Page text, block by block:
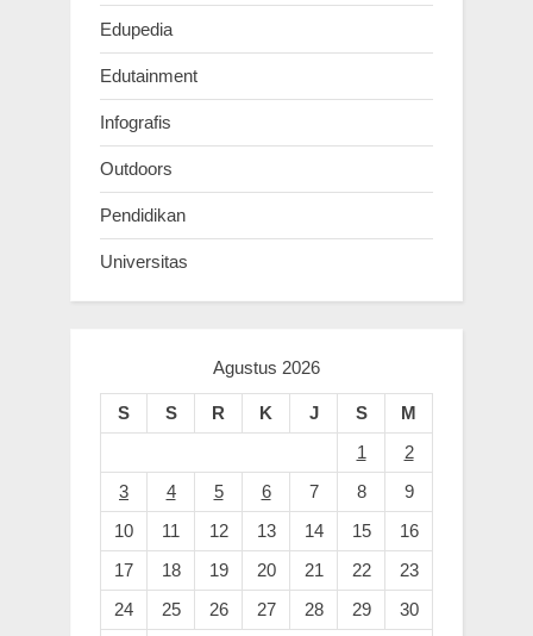
Edupedia
Edutainment
Infografis
Outdoors
Pendidikan
Universitas
Agustus 2026
S S R K J S
M
1
2
3
4 5 6 7 8
9
10
11 12 13 14 15
16
17
18 19 20 21 22
23
24
25 26 27 28 29 30